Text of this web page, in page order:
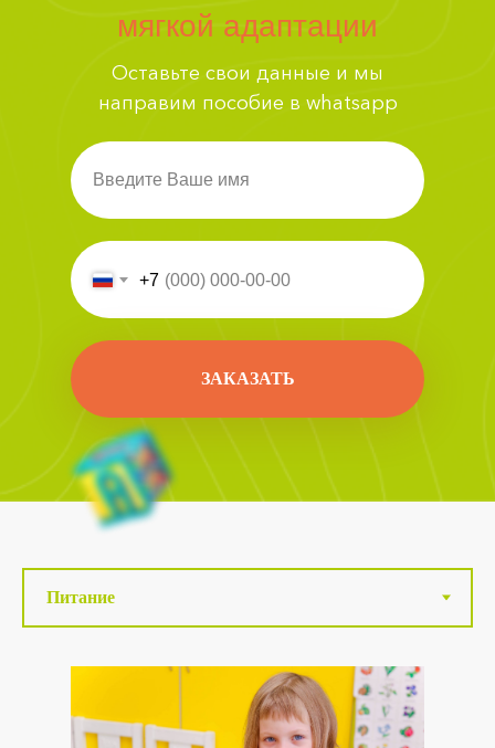
мягкой адаптации
Оставьте свои данные и мы
направим пособие в whatsapp
Введите Ваше имя
+7
ЗАКАЗАТЬ